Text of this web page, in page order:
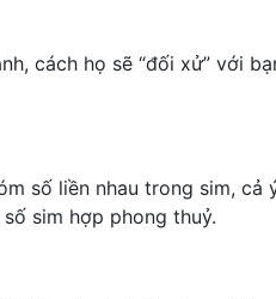
cách họ sẽ “đối xử” với
số liền nhau trong sim,
sim hợp phong thuỷ.